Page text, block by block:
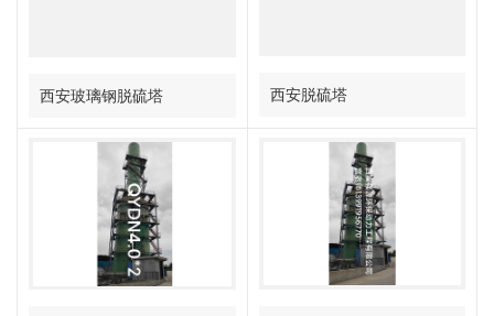
西安玻璃钢脱硫塔 西安脱硫塔